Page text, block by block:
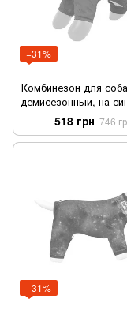
−31%
Комбинезон для
демисезонный, на
S30 , синий
518 грн 746
−31%